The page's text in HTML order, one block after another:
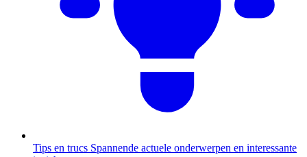
Tips en trucs Spannende actuele onderwerpen en interessante